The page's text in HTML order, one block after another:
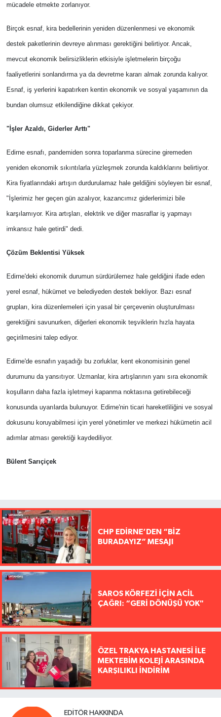
mücadele etmekte zorlanıyor.
Birçok esnaf, kira bedellerinin yeniden düzenlenmesi ve ekonomik
destek paketlerinin devreye alınması gerektiğini belirtiyor. Ancak,
mevcut ekonomik belirsizliklerin etkisiyle işletmelerin birçoğu
faaliyetlerini sonlandırma ya da devretme kararı almak zorunda kalıyor.
Esnaf, iş yerlerini kapatırken kentin ekonomik ve sosyal yaşamının da
bundan olumsuz etkilendiğine dikkat çekiyor.
"İşler Azaldı, Giderler Arttı"
Edirne esnafı, pandemiden sonra toparlanma sürecine giremeden
yeniden ekonomik sıkıntılarla yüzleşmek zorunda kaldıklarını belirtiyor.
Kira fiyatlarındaki artışın durdurulamaz hale geldiğini söyleyen bir esnaf,
"İşlerimiz her geçen gün azalıyor, kazancımız giderlerimizi bile
karşılamıyor. Kira artışları, elektrik ve diğer masraflar iş yapmayı
imkansız hale getirdi" dedi.
Çözüm Beklentisi Yüksek
Edirne'deki ekonomik durumun sürdürülemez hale geldiğini ifade eden
yerel esnaf, hükümet ve belediyeden destek bekliyor. Bazı esnaf
grupları, kira düzenlemeleri için yasal bir çerçevenin oluşturulması
gerektiğini savunurken, diğerleri ekonomik teşviklerin hızla hayata
geçirilmesini talep ediyor.
Edirne'de esnafın yaşadığı bu zorluklar, kent ekonomisinin genel
durumunu da yansıtıyor. Uzmanlar, kira artışlarının yanı sıra ekonomik
koşulların daha fazla işletmeyi kapanma noktasına getirebileceği
konusunda uyarılarda bulunuyor. Edirne'nin ticari hareketliliğini ve sosyal
dokusunu koruyabilmesi için yerel yönetimler ve merkezi hükümetin acil
adımlar atması gerektiği kaydediliyor.
Bülent Sarıçiçek
CHP EDİRNE’DEN “BİZ
BURADAYIZ” MESAJI
SAROS KÖRFEZİ İÇİN ACİL
ÇAĞRI: “GERİ DÖNÜŞÜ YOK"
ÖZEL TRAKYA HASTANESİ İLE
MEKTEBİM KOLEJİ ARASINDA
KARŞILIKLI İNDİRİM
EDITÖR HAKKINDA